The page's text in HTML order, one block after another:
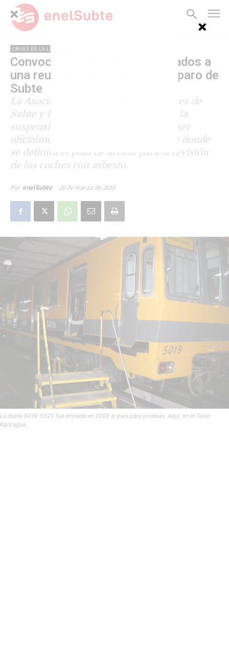
CRISIS DE LA LÍNEA B
Convocaron a los Metrodelegados a
una reunión y se suspendió el paro de
Subte
La Asociación Gremial de Trabajadores de
Subte y Premetro (AGTSyP) anunció la
suspensión del paro de mañana tras ser
oficialmente convocados a la reunión donde
se definirá el plan de acción para la revisión
de los coches con asbesto.
Por enelSubte 20 de marzo de 2018
La dupla 5019-5020 fue enviada en 2008 al país para pruebas. Aquí, en el Taller
Rancagua.